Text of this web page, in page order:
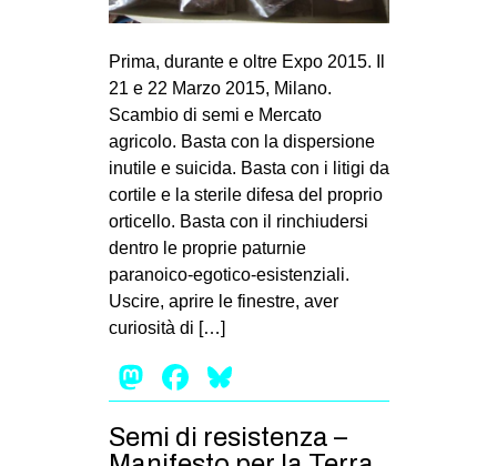
SPORT POPOLARE
MOVIMENTI
AMBIENTE
ANTIFASCISMO
DIRITTO ALL’ABITARE
GENERI
MIGRAZIONI
PRECARIATO
REPRESSIONE
STUDENTI
ARTE
Prima, durante e oltre Expo 2015. Il
21 e 22 Marzo 2015, Milano.
Scambio di semi e Mercato
agricolo. Basta con la dispersione
inutile e suicida. Basta con i litigi da
cortile e la sterile difesa del proprio
orticello. Basta con il rinchiudersi
dentro le proprie paturnie
paranoico-egotico-esistenziali.
Uscire, aprire le finestre, aver
curiosità di […]
Mastodon
Facebook
Semi di resistenza –